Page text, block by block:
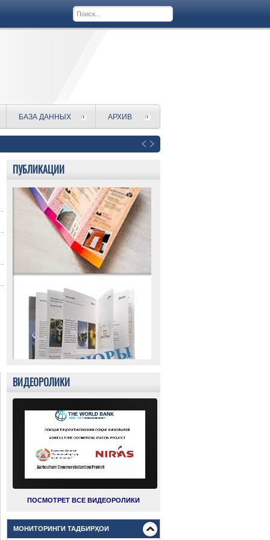
БАЗА ДАННЫХ АРХИВ
ПУБЛИКАЦИИ
ВИДЕОРОЛИКИ
ПОСМОТРЕТ ВСЕ ВИДЕОРОЛИКИ
МОНИТОРИНГИ ТАДБИРҲОИ